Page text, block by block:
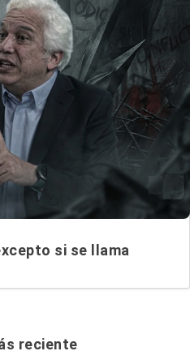
si se llama
reciente